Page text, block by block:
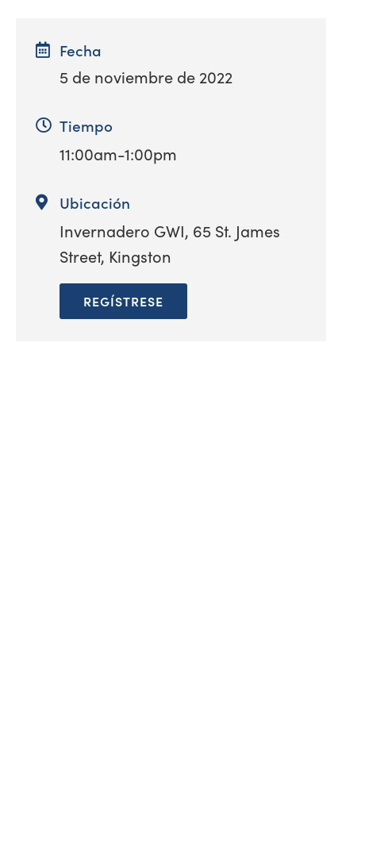
Fecha
5 de noviembre de 2022
Tiempo
11:00am-1:00pm
Ubicación
Invernadero GWI, 65 St. James
Street, Kingston
REGÍSTRESE